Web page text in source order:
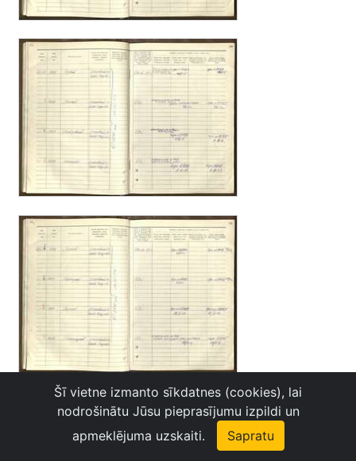
Šī vietne izmanto sīkdatnes (cookies), lai
nodrošinātu Jūsu pieprasījumu izpildi un
apmeklējuma uzskaiti.
Sapratu